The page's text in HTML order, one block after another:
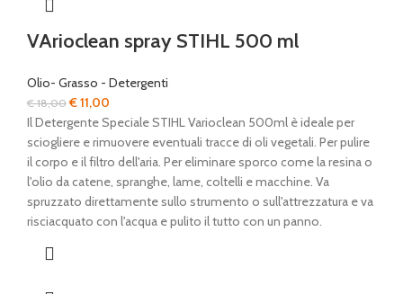
VArioclean spray STIHL 500 ml
Olio- Grasso - Detergenti
€18,00Il
prezzo
originale
era:
€ 18,00.
€11,00
prezzo
attuale
è:
€ 11,00.
Il Detergente Speciale STIHL Varioclean 500ml è ideale per
sciogliere e rimuovere eventuali tracce di oli vegetali. Per pulire
il corpo e il filtro dell'aria. Per eliminare sporco come la resina o
l'olio da catene, spranghe, lame, coltelli e macchine. Va
spruzzato direttamente sullo strumento o sull'attrezzatura e va
risciacquato con l'acqua e pulito il tutto con un panno.